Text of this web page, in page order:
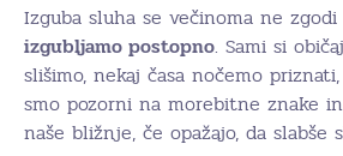
Izguba sluha se večinoma ne
izgubljamo postopno. Sami si
slišimo, nekaj časa nočemo
smo pozorni na morebitne znake
naše bližnje, če opažajo, da slabše